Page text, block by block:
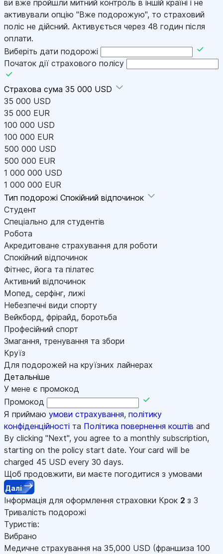
ви вже пройшли митний контроль в іншій країні і не
активували опцію "Вже подорожую", то страховий
поліс не дійсний. Активується через 48 годин після
оплати.
Виберіть дати подорожі
Початок дії страхового полісу
Страхова сума 35 000 USD
35 000 USD
35 000 EUR
100 000 USD
100 000 EUR
500 000 USD
500 000 EUR
1 000 000 USD
1 000 000 EUR
Тип подорожі Спокійний відпочинок
Студент
Спеціально для студентів
Робота
Акредитоване страхування для роботи
Спокійний відпочинок
Фітнес, йога та пілатес
Активний відпочинок
Мопед, серфінг, лижі
Небезпечні види спорту
Вейкборд, фрірайд, боротьба
Професійний спорт
Змагання, тренування та збори
Круїз
Для подорожей на круїзних лайнерах
Детальніше
У мене є промокод
Промокод
Я приймаю умови страхування, політику
конфіденційності та Політика повернення коштів and
By clicking "Next", you agree to a monthly subscription,
starting on the policy start date. Your card will be
charged 45 USD every 30 days.
Щоб продовжити, ви маєте погодитися з умовами
Далі
Інформація для оформлення страховки Крок 2 з 3
Тривалість подорожі
Туристів:
Вибрано
Медичне страхування на 35,000 USD (франшиза 100